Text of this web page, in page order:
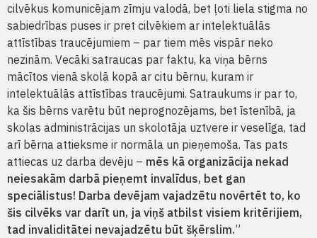
cilvēkus komunicējam zīmju valodā, bet ļoti liela stigma no
sabiedrības puses ir pret cilvēkiem ar intelektuālās
attīstības traucējumiem – par tiem mēs vispār neko
nezinām. Vecāki satraucas par faktu, ka viņa bērns
mācītos vienā skolā kopā ar citu bērnu, kuram ir
intelektuālās attīstības traucējumi. Satraukums ir par to,
ka šis bērns varētu būt neprognozējams, bet īstenībā, ja
skolas administrācijas un skolotāja uztvere ir veselīga, tad
arī bērna attieksme ir normāla un pieņemoša. Tas pats
attiecas uz darba devēju – mēs kā organizācija nekad
neiesakām darbā pieņemt invalīdus, bet gan
speciālistus! Darba devējam vajadzētu novērtēt to, ko
šis cilvēks var darīt un, ja viņš atbilst visiem kritērijiem,
tad invaliditātei nevajadzētu būt šķērslim.”